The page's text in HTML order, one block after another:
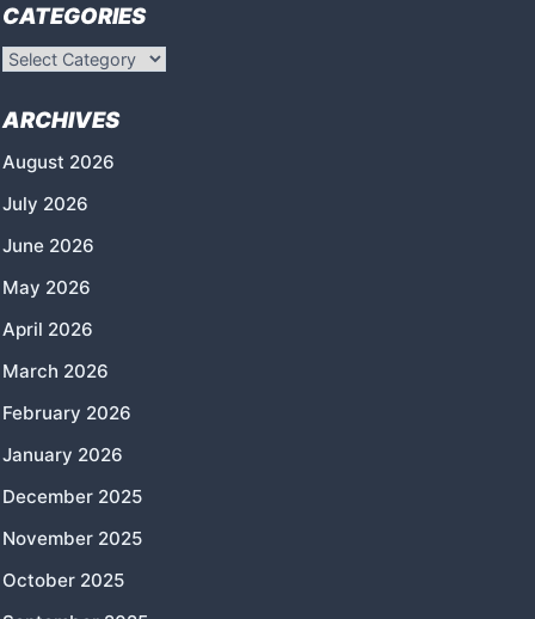
CATEGORIES
Categories
ARCHIVES
August 2026
July 2026
June 2026
May 2026
April 2026
March 2026
February 2026
January 2026
December 2025
November 2025
October 2025